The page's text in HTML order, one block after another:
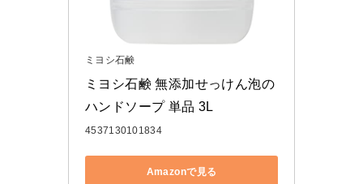
ミヨシ石鹸
ミヨシ石鹸 無添加せっけん泡の
ハンドソープ 単品 3L
4537130101834
Amazonで見る